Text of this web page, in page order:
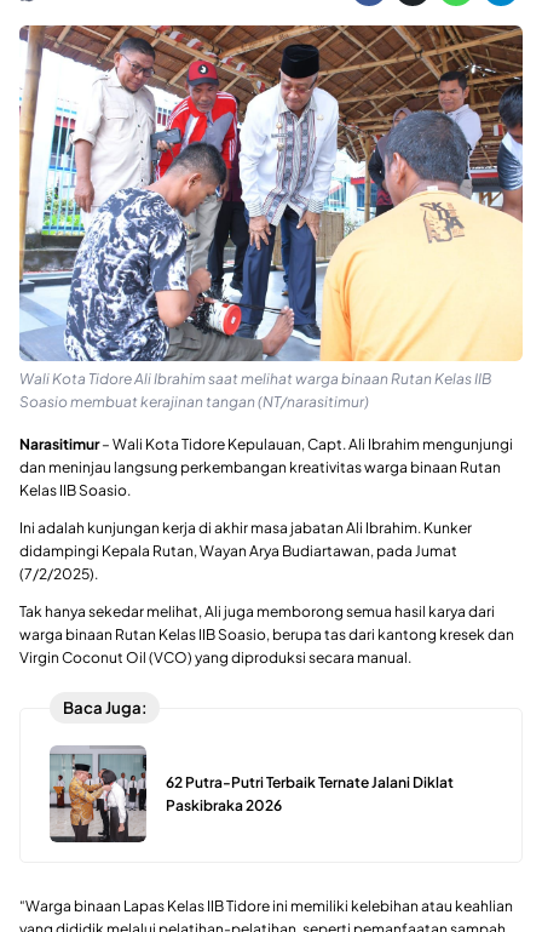
Wali Kota Tidore Ali Ibrahim saat melihat warga binaan Rutan Kelas IIB
Soasio membuat kerajinan tangan (NT/narasitimur)
Narasitimur– Wali Kota Tidore Kepulauan, Capt. Ali Ibrahim mengunjungi
dan meninjau langsung perkembangan kreativitas warga binaan Rutan
Kelas IIB Soasio.
Ini adalah kunjungan kerja di akhir masa jabatan Ali Ibrahim. Kunker
didampingi Kepala Rutan, Wayan Arya Budiartawan, pada Jumat
(7/2/2025).
Tak hanya sekedar melihat, Ali juga memborong semua hasil karya dari
warga binaan Rutan Kelas IIB Soasio, berupa tas dari kantong kresek dan
Virgin Coconut Oil (VCO) yang diproduksi secara manual.
Baca Juga:
62 Putra-Putri Terbaik Ternate Jalani Diklat
Paskibraka 2026
“Warga binaan Lapas Kelas IIB Tidore ini memiliki kelebihan atau keahlian